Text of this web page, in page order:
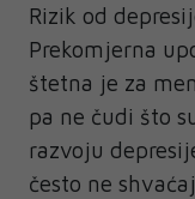
Rizik od
Prekomjerna
štetna je za
pa ne čudi što
razvoju
često ne